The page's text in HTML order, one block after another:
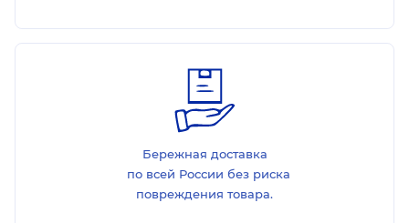
Бережная доставка
по всей России без риска
повреждения товара.